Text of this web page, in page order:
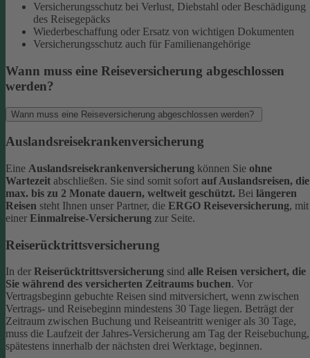
Versicherungsschutz bei Verlust, Diebstahl oder Beschädigung
des Reisegepäcks
Wiederbeschaffung oder Ersatz von wichtigen Dokumenten
Versicherungsschutz auch für Familienangehörige
Wann muss eine Reiseversicherung abgeschlossen
werden?
Wann muss eine Reiseversicherung abgeschlossen werden?
Auslandsreisekrankenversicherung
Eine Auslandsreisekrankenversicherung können Sie ohne
Wartezeit abschließen. Sie sind somit sofort auf Auslandsreisen, die
max. bis zu 2 Monate dauern, weltweit geschützt. Bei längeren
Reisen steht Ihnen unser Partner, die ERGO Reiseversicherung, mit
einer Einmalreise-Versicherung zur Seite.
Reiserücktrittsversicherung
In der Reiserücktrittsversicherung sind alle Reisen versichert, die
Sie während des versicherten Zeitraums buchen. Vor
Vertragsbeginn gebuchte Reisen sind mitversichert, wenn zwischen
Vertrags- und Reisebeginn mindestens 30 Tage liegen. Beträgt der
Zeitraum zwischen Buchung und Reiseantritt weniger als 30 Tage,
muss die Laufzeit der Jahres-Versicherung am Tag der Reisebuchung,
spätestens innerhalb der nächsten drei Werktage, beginnen.